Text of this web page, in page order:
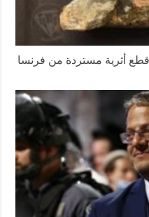
قطع أثرية مستردة من فرنسا